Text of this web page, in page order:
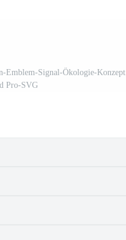
Emblem-Signal-Ökologie-Konzept.
Pro-SVG